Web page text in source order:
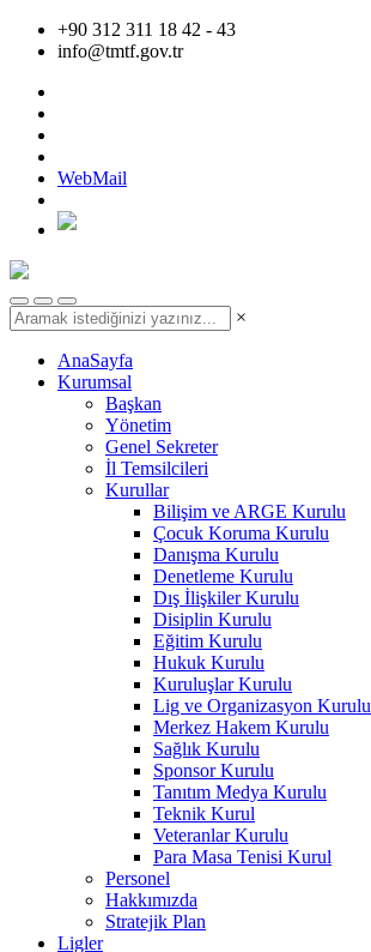
+90 312 311 18 42 - 43
info@tmtf.gov.tr
WebMail
×
AnaSayfa
Kurumsal
Başkan
Yönetim
Genel Sekreter
İl Temsilcileri
Kurullar
Bilişim ve ARGE Kurulu
Çocuk Koruma Kurulu
Danışma Kurulu
Denetleme Kurulu
Dış İlişkiler Kurulu
Disiplin Kurulu
Eğitim Kurulu
Hukuk Kurulu
Kuruluşlar Kurulu
Lig ve Organizasyon Kurulu
Merkez Hakem Kurulu
Sağlık Kurulu
Sponsor Kurulu
Tanıtım Medya Kurulu
Teknik Kurul
Veteranlar Kurulu
Para Masa Tenisi Kurul
Personel
Hakkımızda
Stratejik Plan
Ligler